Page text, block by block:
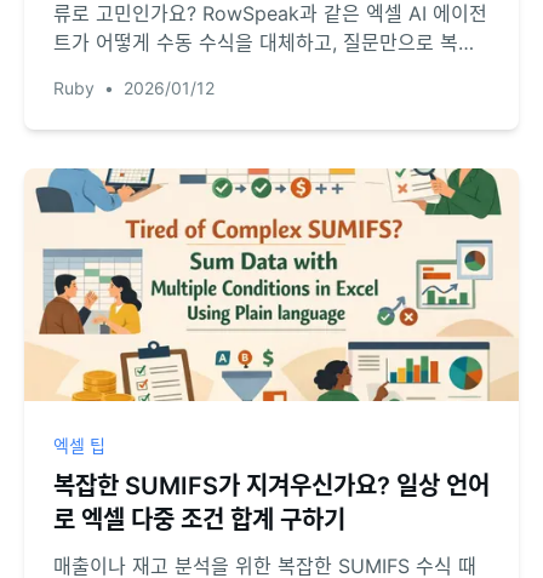
류로 고민인가요? RowSpeak과 같은 엑셀 AI 에이전
트가 어떻게 수동 수식을 대체하고, 질문만으로 복잡
Ruby • 2026/01/12
엑셀 팁
복잡한 SUMIFS가 지겨우신가요? 일상 언어
로 엑셀 다중 조건 합계 구하기
매출이나 재고 분석을 위한 복잡한 SUMIFS 수식 때